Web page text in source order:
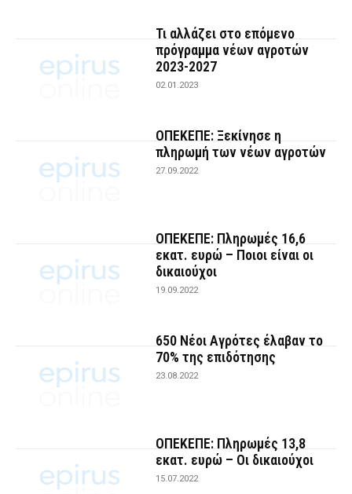
Τι αλλάζει στο επόμενο
πρόγραμμα νέων αγροτών
2023-2027
02.01.2023
ΟΠΕΚΕΠΕ: Ξεκίνησε η
πληρωμή των νέων αγροτών
27.09.2022
ΟΠΕΚΕΠΕ: Πληρωμές 16,6
εκατ. ευρώ – Ποιοι είναι οι
δικαιούχοι
19.09.2022
650 Νέοι Αγρότες έλαβαν το
70% της επιδότησης
23.08.2022
ΟΠΕΚΕΠΕ: Πληρωμές 13,8
εκατ. ευρώ – Οι δικαιούχοι
15.07.2022